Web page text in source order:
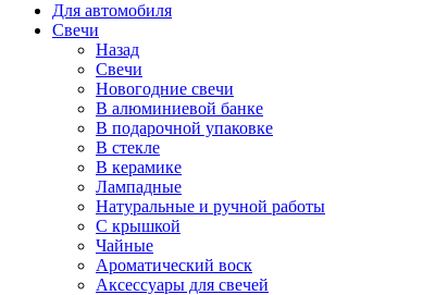
Для автомобиля
Свечи
Назад
Свечи
Новогодние свечи
В алюминиевой банке
В подарочной упаковке
В стекле
В керамике
Лампадные
Натуральные и ручной работы
С крышкой
Чайные
Ароматический воск
Аксессуары для свечей